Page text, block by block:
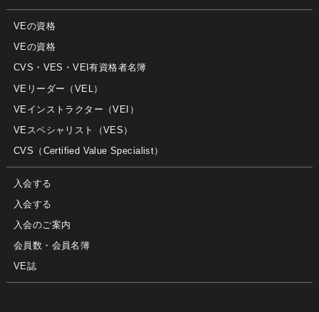
VEの資格
VEの資格
CVS・VES・VEI有資格者名簿
VEリーダー（VEL）
VEインストラクター（VEI）
VEスペシャリスト（VES）
CVS（Certified Value Specialist）
入会する
入会する
入会のご案内
会員数・会員名簿
VE誌